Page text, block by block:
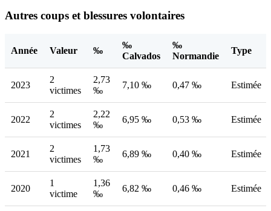
Autres coups et blessures volontaires
Année Valeur ‰
‰
Calvados
‰
Normandie
Type
2023
2
victimes
2,73
‰
7,10 ‰ 0,47 ‰ Estimée
2022
2
victimes
2,22
‰
6,95 ‰ 0,53 ‰ Estimée
2021
2
victimes
1,73
‰
6,89 ‰ 0,40 ‰ Estimée
2020
1
victime
1,36
‰
6,82 ‰ 0,46 ‰ Estimée